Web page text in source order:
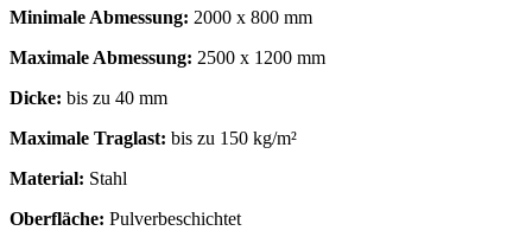
Minimale Abmessung: 2000 x 800 mm
Maximale Abmessung: 2500 x 1200 mm
Dicke: bis zu 40 mm
Maximale Traglast: bis zu 150 kg/m²
Material: Stahl
Oberfläche: Pulverbeschichtet